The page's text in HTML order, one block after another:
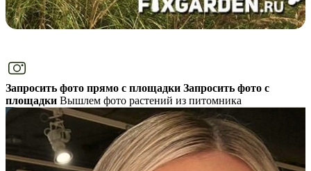
Запросить фото прямо с площадки Запросить фото с
площадки Вышлем фото растений из питомника